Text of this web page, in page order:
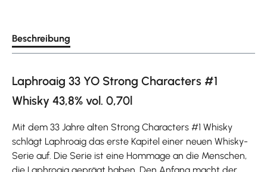
Beschreibung
Laphroaig 33 YO Strong Characters #1
Whisky 43,8% vol. 0,70l
Mit dem 33 Jahre alten Strong Characters #1 Whisky
schlägt Laphroaig das erste Kapitel einer neuen Whisky-
Serie auf. Die Serie ist eine Hommage an die Menschen,
die Laphroaig geprägt haben. Den Anfang macht der